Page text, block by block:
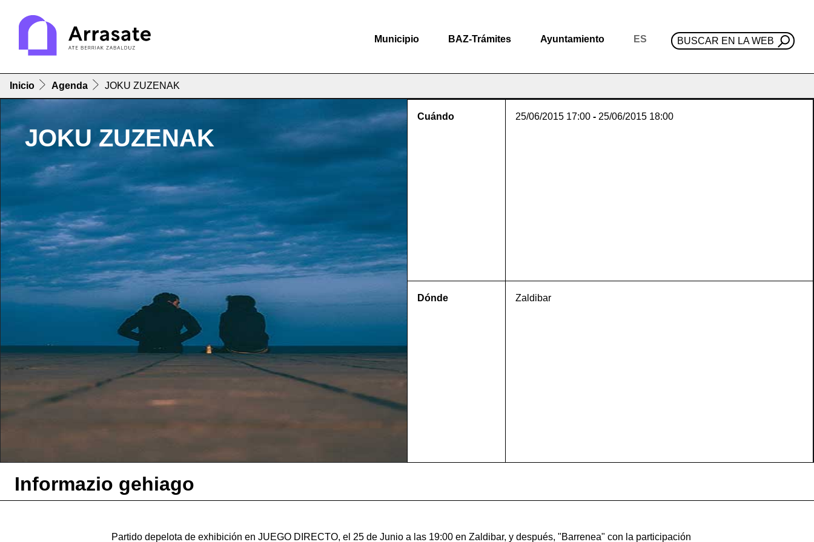
Municipio BAZ-Trámites Ayuntamiento ES BUSCAR EN LA WEB
Inicio Agenda JOKU ZUZENAK
JOKU ZUZENAK
Cuándo 25/06/2015 17:00 - 25/06/2015 18:00
Dónde Zaldibar
Informazio gehiago
Partido depelota de exhibición en JUEGO DIRECTO, el 25 de Junio a las 19:00 en Zaldibar, y después, "Barrenea" con la participación